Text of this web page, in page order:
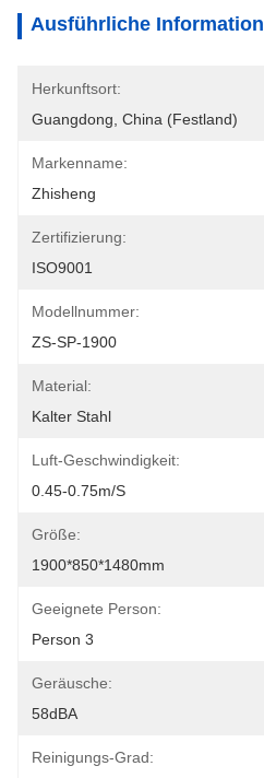
Ausführliche Information
Herkunftsort:
Guangdong, China (Festland)
Markenname:
Zhisheng
Zertifizierung:
ISO9001
Modellnummer:
ZS-SP-1900
Material:
Kalter Stahl
Luft-Geschwindigkeit:
0.45-0.75m/s
Größe:
1900*850*1480mm
Geeignete Person:
Person 3
Geräusche:
58dBA
Reinigungs-Grad: